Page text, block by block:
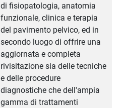
di fisiopatologia, anatomia
funzionale, clinica e terapia
del pavimento pelvico, ed in
secondo luogo di offrire una
aggiornata e completa
rivisitazione sia delle tecniche
e delle procedure
diagnostiche che dell'ampia
gamma di trattamenti